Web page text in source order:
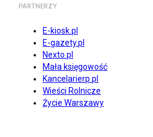
PARTNERZY
E-kiosk.pl
E-gazety.pl
Nexto.pl
Mała księgowość
Kancelarierp.pl
Wieści Rolnicze
Życie Warszawy